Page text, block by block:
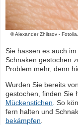
© Alexander Zhiltsov -
Sie hassen es auch
Schnaken gestochen
Problem mehr, denn
Wurden Sie bereits
gestochen, finden Sie
Mückenstichen . So
fern halten und
bekämpfen